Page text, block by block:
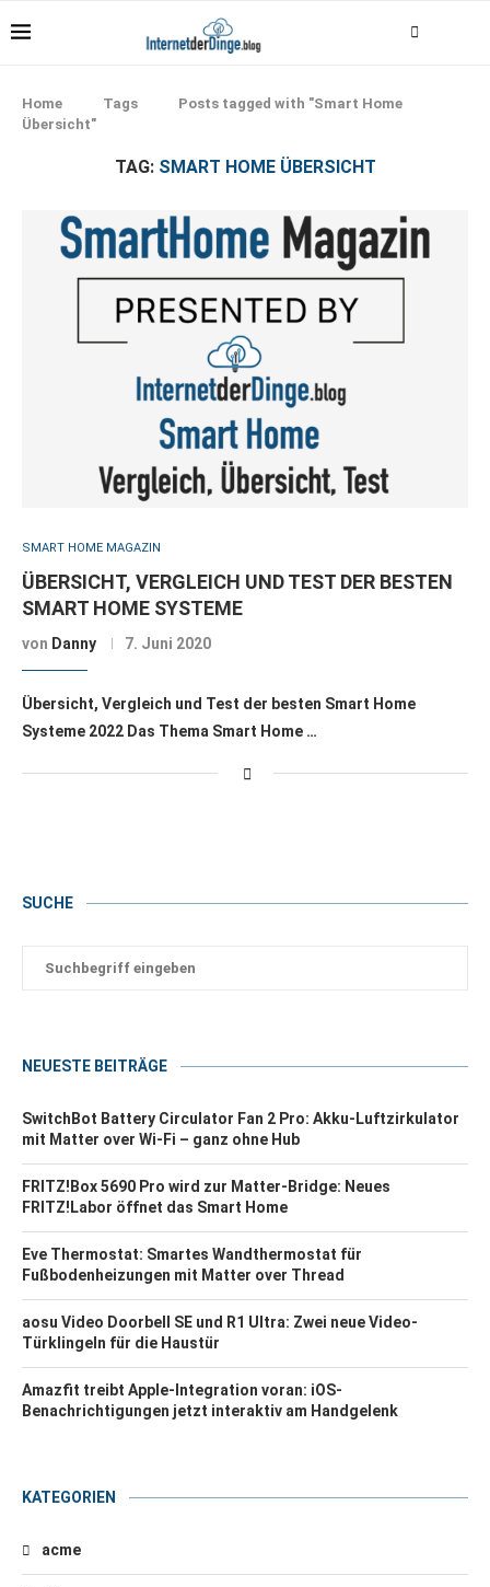
Home Tags
Posts tagged with "Smart Home
Übersicht"
TAG: SMART HOME ÜBERSICHT
SMART HOME MAGAZIN
ÜBERSICHT, VERGLEICH UND TEST DER BESTEN
SMART HOME SYSTEME
von Danny 7. Juni 2020
Übersicht, Vergleich und Test der besten Smart Home
Systeme 2022 Das Thema Smart Home …
SUCHE
NEUESTE BEITRÄGE
SwitchBot Battery Circulator Fan 2 Pro: Akku-Luftzirkulator
mit Matter over Wi-Fi – ganz ohne Hub
FRITZ!Box 5690 Pro wird zur Matter-Bridge: Neues
FRITZ!Labor öffnet das Smart Home
Eve Thermostat: Smartes Wandthermostat für
Fußbodenheizungen mit Matter over Thread
aosu Video Doorbell SE und R1 Ultra: Zwei neue Video-
Türklingeln für die Haustür
Amazfit treibt Apple-Integration voran: iOS-
Benachrichtigungen jetzt interaktiv am Handgelenk
KATEGORIEN
acme